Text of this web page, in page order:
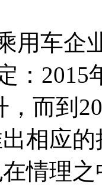
用车企
：
，而到
相应
情理